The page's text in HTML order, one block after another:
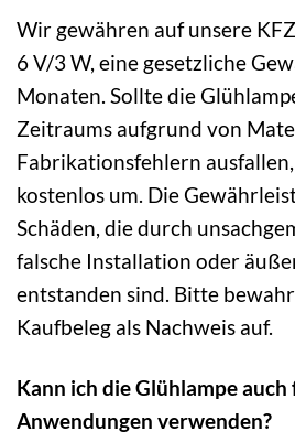
Wir gewähren auf unsere
6 V/3 W, eine gesetzliche
Monaten. Sollte die
Zeitraums aufgrund von
Fabrikationsfehlern
kostenlos um. Die
Schäden, die durch
falsche Installation oder
entstanden sind. Bitte
Kaufbeleg als Nachweis auf.
Kann ich die Glühlampe
Anwendungen verwenden?